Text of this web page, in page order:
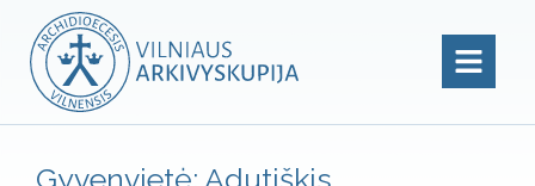
Gyvenvietė: Adutiškis